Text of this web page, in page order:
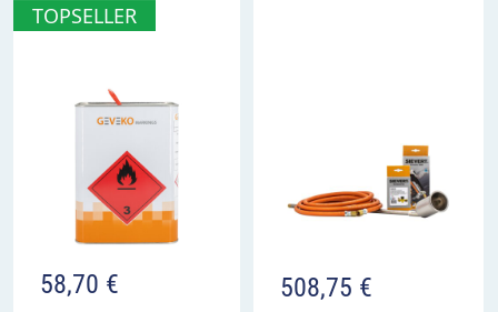
00:00
TOPSELLER
58,70 € 508,75 €